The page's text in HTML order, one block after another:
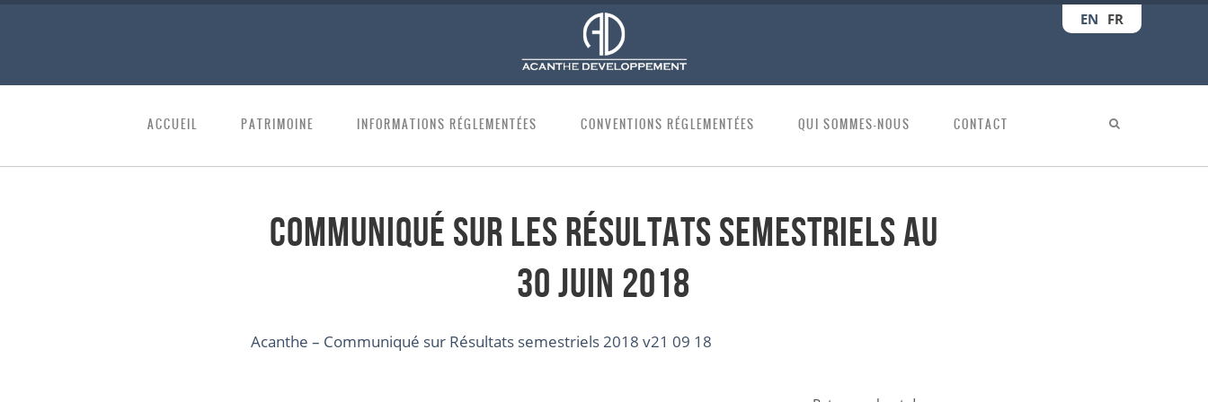
EN FR
ACCUEIL PATRIMOINE INFORMATIONS RÉGLEMENTÉES CONVENTIONS RÉGLEMENTÉES QUI SOMMES-NOUS CONTACT
Communiqué sur les résultats semestriels au
30 juin 2018
Acanthe – Communiqué sur Résultats semestriels 2018 v21 09 18